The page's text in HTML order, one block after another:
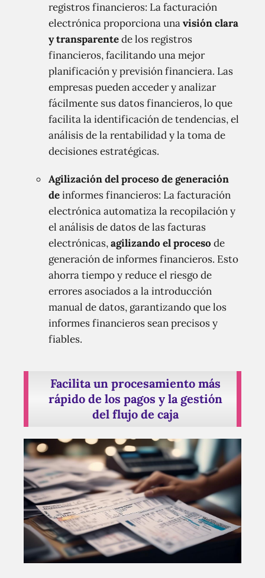
registros financieros: La facturación
electrónica proporciona unavisión clara
y transparentede los registros
financieros, facilitando una mejor
planificación y previsión financiera. Las
empresas pueden acceder y analizar
fácilmente sus datos financieros, lo que
facilita la identificación de tendencias, el
análisis de la rentabilidad y la toma de
decisiones estratégicas.
Agilización del proceso de generación
deinformes financieros: La facturación
electrónica automatiza la recopilación y
el análisis de datos de las facturas
electrónicas,agilizando el proceso de
generación de informes financieros. Esto
ahorra tiempo y reduce el riesgo de
errores asociados a la introducción
manual de datos, garantizando que los
informes financieros sean precisos y
fiables.
Facilita un procesamiento más
rápido de los pagos y la gestión
del flujo de caja